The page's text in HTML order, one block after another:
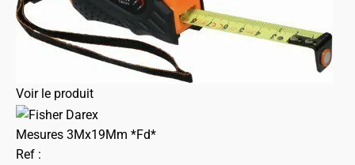
Voir le produit
Mesures 3Mx19Mm *Fd*
Ref :